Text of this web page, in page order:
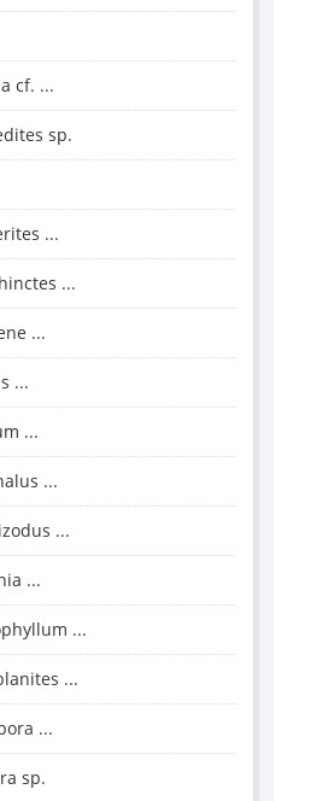
cf. ...
sp.
...
...
...
...
...
...
...
...
...
...
...
sp.